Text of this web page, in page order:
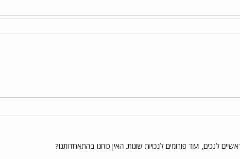
לנכים, ועוד פורומים לנכויות שונות. האין כוחנו בהתאחדותנו?